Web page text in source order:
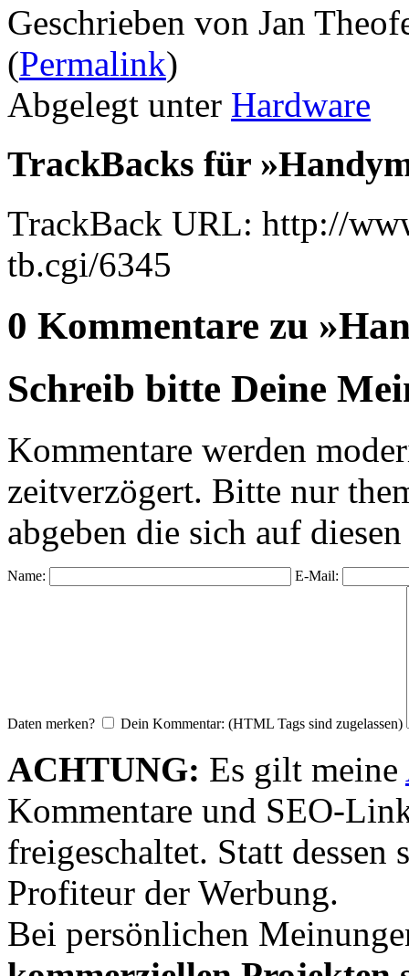
Geschrieben von Jan
(Permalink)
Abgelegt unter Hardware
TrackBacks für
TrackBack URL: http://
tb.cgi/6345
0 Kommentare zu
Schreib bitte Deine
Kommentare werden
zeitverzögert. Bitte nur
abgeben die sich auf
Name: E-Mail:
Daten merken? Dein Kommentar: (HTML Tags sind zugelassen)
ACHTUNG: Es gilt meine
Kommentare und SEO-
freigeschaltet. Statt dessen
Profiteur der Werbung.
Bei persönlichen